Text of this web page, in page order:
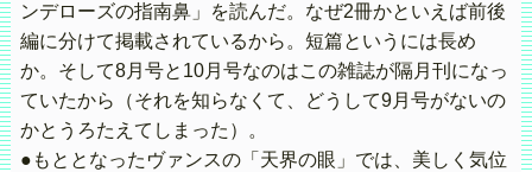
ンデローズの指南鼻」を読んだ。なぜ2冊かといえば前後
編に分けて掲載されているから。短篇というには長め
か。そして8月号と10月号なのはこの雑誌が隔月刊になっ
ていたから（それを知らなくて、どうして9月号がないの
かとうろたえてしまった）。
●もととなったヴァンスの「天界の眼」では、美しく気位